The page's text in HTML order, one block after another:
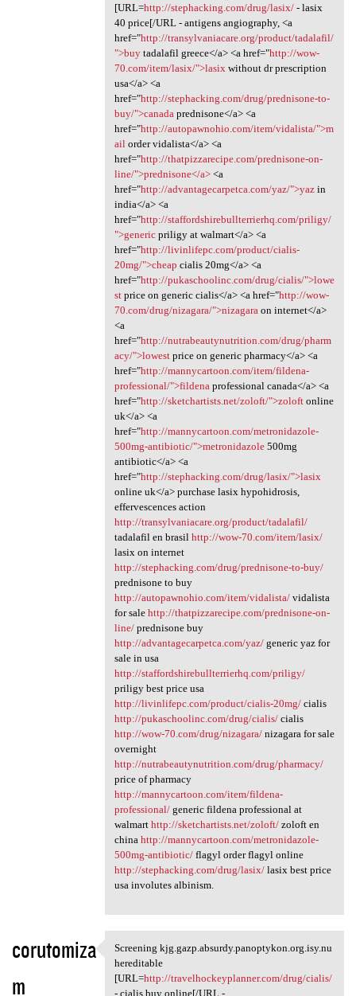
[URL=http://stephacking.com/drug/lasix/- lasix
40 price[/URL - antigens angiography, <a
href="http://transylvaniacare.org/product/tadalafil/
">buytadalafil greece</a> <a href="http://wow-
70.com/item/lasix/">lasixwithout dr prescription
usa</a> <a
href="http://stephacking.com/drug/prednisone-to-
buy/">canadaprednisone</a> <a
href="http://autopawnohio.com/item/vidalista/">m
ailorder vidalista</a> <a
href="http://thatpizzarecipe.com/prednisone-on-
line/">prednisone</a><a
href="http://advantagecarpetca.com/yaz/">yazin
india</a> <a
href="http://staffordshirebullterrierhq.com/priligy/
">genericpriligy at walmart</a> <a
href="http://livinlifepc.com/product/cialis-
20mg/">cheap cialis 20mg</a> <a
href="http://pukaschoolinc.com/drug/cialis/">lowe
stprice on generic cialis</a> <a href="http://wow-
70.com/drug/nizagara/">nizagaraon internet</a>
<a
href="http://nutrabeautynutrition.com/drug/pharm
acy/">lowestprice on generic pharmacy</a> <a
href="http://mannycartoon.com/item/fildena-
professional/">fildenaprofessional canada</a> <a
href="http://sketchartists.net/zoloft/">zoloftonline
uk</a> <a
href="http://mannycartoon.com/metronidazole-
500mg-antibiotic/">metronidazole500mg
antibiotic</a> <a
href="http://stephacking.com/drug/lasix/">lasix
online uk</a> purchase lasix hypohidrosis,
effervescences action
http://transylvaniacare.org/product/tadalafil/
tadalafil en brasil http://wow-70.com/item/lasix/
lasix on internet
http://stephacking.com/drug/prednisone-to-buy/
prednisone to buy
http://autopawnohio.com/item/vidalista/vidalista
for sale http://thatpizzarecipe.com/prednisone-on-
line/prednisone buy
http://advantagecarpetca.com/yaz/generic yaz for
sale in usa
http://staffordshirebullterrierhq.com/priligy/
priligy best price usa
http://livinlifepc.com/product/cialis-20mg/cialis
http://pukaschoolinc.com/drug/cialis/cialis
http://wow-70.com/drug/nizagara/nizagara for sale
overnight
http://nutrabeautynutrition.com/drug/pharmacy/
price of pharmacy
http://mannycartoon.com/item/fildena-
professional/generic fildena professional at
walmart http://sketchartists.net/zoloft/zoloft en
china http://mannycartoon.com/metronidazole-
500mg-antibiotic/flagyl order flagyl online
http://stephacking.com/drug/lasix/lasix best price
usa involutes albinism.
corutomiza
m
Screening kjg.gazp.absurdy
Screening kjg.gazp.absurdy.panoptykon.org.isy.nu
hereditable
[URL=http://travelhockeyplanner.com/drug/cialis/
- cialis buy online[/URL -